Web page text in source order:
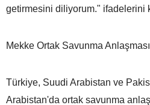
getirmesini diliyorum." ifadelerini
Mekke Ortak Savunma Anlaşması
Türkiye, Suudi Arabistan ve
Arabistan'da ortak savunma